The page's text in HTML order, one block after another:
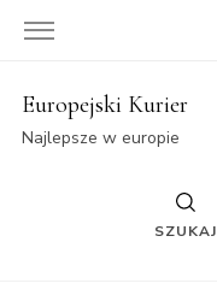
Europejski Kurier
Najlepsze w europie
SZUKAJ